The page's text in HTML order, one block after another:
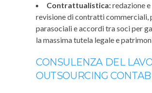
Contrattualistica:redazione e
revisione di contratti commerciali,
parasociali e accordi tra soci per
la massima tutela legale e
CONSULENZA DEL
OUTSOURCING